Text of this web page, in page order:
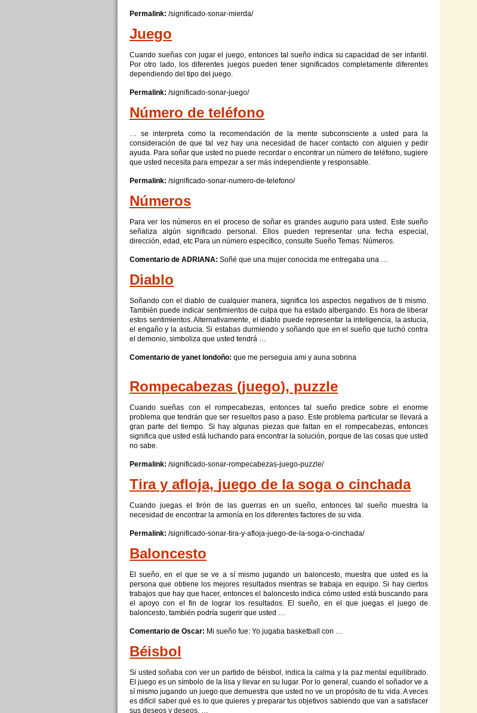
Permalink: /significado-sonar-mierda/
Juego
Cuando sueñas con jugar eljuego, entonces tal sueñoindica su capacidad de ser infantil.
Por otro lado, los diferentes juegos pueden tener significados completamente diferentes
dependiendo del tipo del juego.
Permalink: /significado-sonar-juego/
Número de teléfono
… se interpreta como la recomendación de la mente subconsciente a usted para la
consideración deque tal vez hay una necesidad de hacer contacto con alguien y pedir
ayuda. Para soñarque usted no puede recordar o encontrar un número de teléfono, sugiere
que usted necesita para empezar a ser más independiente y responsable.
Permalink: /significado-sonar-numero-de-telefono/
Números
Para ver los números en el proceso de soñar es grandes augurio para usted. Este sueño
señaliza algún significado personal. Ellos pueden representar una fecha especial,
dirección, edad, etc Para un número específico, consulte Sueño Temas: Números.
Comentario de ADRIANA: Soñé que una mujer conocida me entregaba una …
Diablo
Soñandocon el diablo de cualquier manera, significa los aspectos negativos de ti mismo.
También puede indicar sentimientos de culpaque ha estado albergando. Es hora de liberar
estos sentimientos. Alternativamente, el diablo puede representar la inteligencia, la astucia,
el engaño y la astucia.Si estabas durmiendo y soñando que en el sueño que luchó contra
el demonio, simboliza que usted tendrá …
Comentario de yanet londoño: que me perseguia ami y auna sobrina
Rompecabezas (juego), puzzle
Cuando sueñas con el rompecabezas, entonces tal sueñopredice sobre el enorme
problema que tendrán que ser resueltos paso a paso. Este problema particular se llevará a
gran parte del tiempo. Si hay algunas piezasque faltan en el rompecabezas, entonces
significa que usted está luchando para encontrar la solución, porque de las cosas que usted
no sabe.
Permalink: /significado-sonar-rompecabezas-juego-puzzle/
Tira y afloja, juego de la soga o cinchada
Cuando juegas el tirón de las guerras en unsueño, entonces talsueño muestra la
necesidad de encontrar la armonía en los diferentes factores de su vida.
Permalink: /significado-sonar-tira-y-afloja-juego-de-la-soga-o-cinchada/
Baloncesto
Elsueño, en el que se ve a sí mismo jugando un baloncesto, muestraque usted es la
personaque obtiene los mejores resultados mientras se trabaja en equipo.Si hay ciertos
trabajos que hay que hacer, entonces el baloncesto indica cómo usted está buscando para
el apoyocon el fin de lograr los resultados. Elsueño, en elque juegas el juegode
baloncesto, también podría sugerir que usted …
Comentario de Oscar: Mi sueño fue: Yo jugaba basketball con …
Béisbol
Si usted soñaba con ver un partido de béisbol, indica la calma y la paz mental equilibrado.
Eljuego es un símbolo de la lisa y llevar en su lugar. Por lo general, cuando el soñador ve a
sí mismo jugando un juego que demuestra que usted no ve un propósito de tu vida. A veces
es difícil saber qué es lo que quieres y preparar tus objetivos sabiendoque van a satisfacer
sus deseos y deseos. …